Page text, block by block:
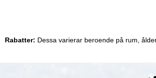
Rabatter: Dessa varierar beroende på rum,